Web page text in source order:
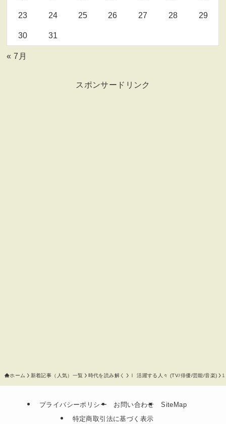
23 24 25 26 27 28 29
30 31
« 7月
スポンサードリンク
ホーム 新着記事（人気）一覧 時代を読み解く Ⅰ 活躍する人々 (TV/俳優/芸能/音楽)
プライバシーポリシー お問い合わせ
SiteMap
特定商取引法に基づく表示